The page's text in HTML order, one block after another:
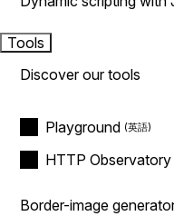
Tools
Discover our tools
Playground
HTTP Observatory
Border-image